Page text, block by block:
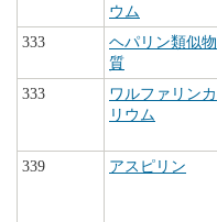
ウム
333
ヘパリン類似物
質
333
ワルファリンカ
リウム
339
アスピリン